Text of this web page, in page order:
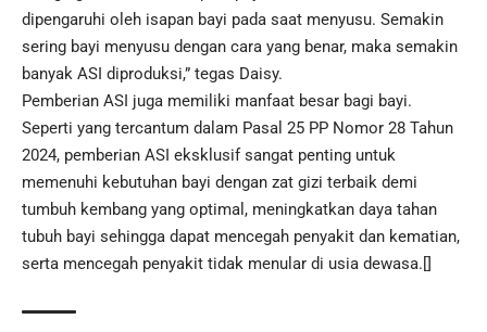
dipengaruhi oleh isapan bayi pada saat menyusu. Semakin
sering bayi menyusu dengan cara yang benar, maka semakin
banyak ASI diproduksi,” tegas Daisy.
Pemberian ASI juga memiliki manfaat besar bagi bayi.
Seperti yang tercantum dalam Pasal 25 PP Nomor 28 Tahun
2024, pemberian ASI eksklusif sangat penting untuk
memenuhi kebutuhan bayi dengan zat gizi terbaik demi
tumbuh kembang yang optimal, meningkatkan daya tahan
tubuh bayi sehingga dapat mencegah penyakit dan kematian,
serta mencegah penyakit tidak menular di usia dewasa.[]